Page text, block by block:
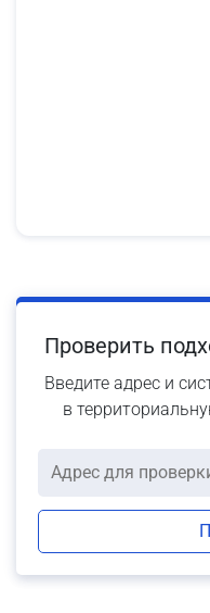
Проверить
Введите адрес и
в